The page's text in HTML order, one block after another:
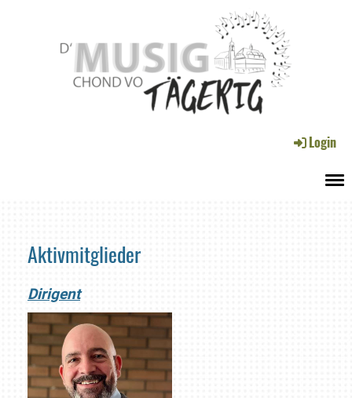
Login
Aktivmitglieder
Dirigent